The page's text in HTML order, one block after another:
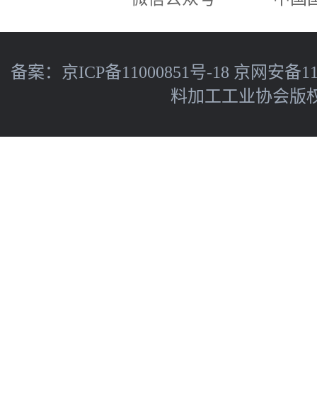
备案： 京ICP备11000851号-18 京网安备
料加工工业协会版